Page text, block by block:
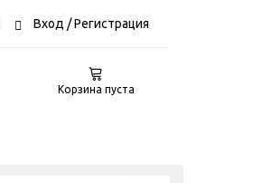
Вход / Регистрация
Корзина пуста